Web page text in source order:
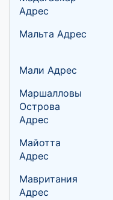
Адрес
Мальта Адрес
Мали Адрес
Маршалловы
Острова
Адрес
Майотта
Адрес
Мавритания
Адрес